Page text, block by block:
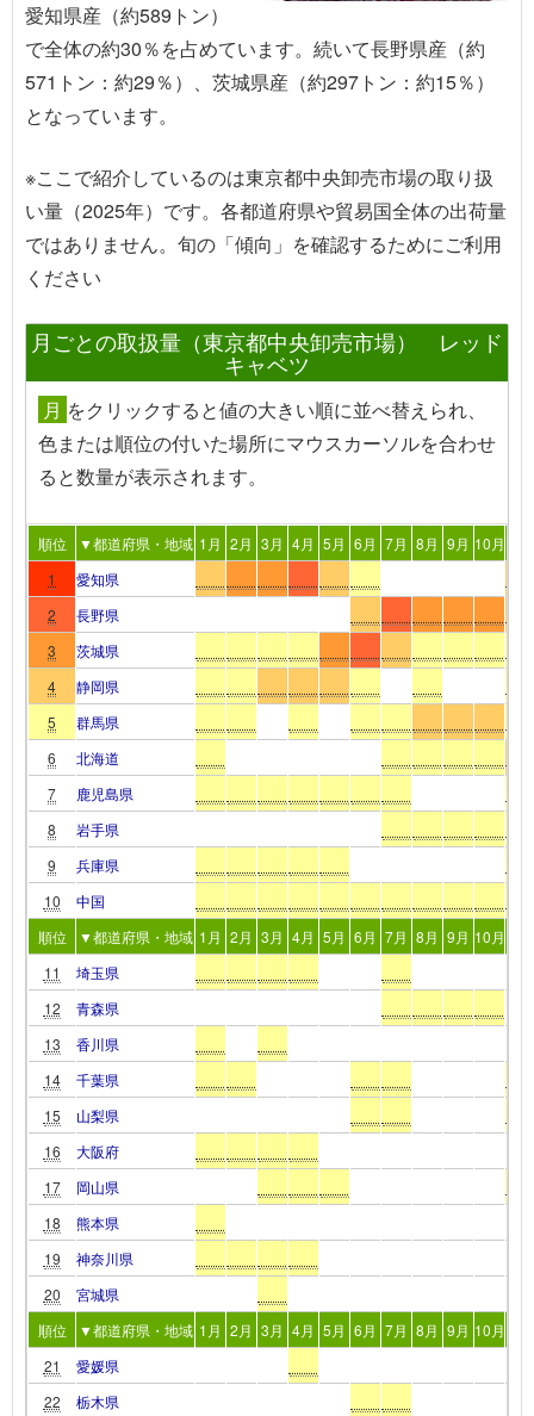
愛知県産（約589トン）
で全体の約30％を占めています。続いて長野県産（約
571トン：約29％）、茨城県産（約297トン：約15％）
となっています。
※ここで紹介しているのは東京都中央卸売市場の取り扱
い量（2025年）です。各都道府県や貿易国全体の出荷量
ではありません。旬の「傾向」を確認するためにご利用
ください
月ごとの取扱量（東京都中央卸売市場） レッド
キャベツ
月 をクリックすると値の大きい順に並べ替えられ、
色または順位の付いた場所にマウスカーソルを合わせ
ると数量が表示されます。
順位 ▼都道府県・地域 1月 2月 3月 4月 5月 6月 7月 8月 9月 10月
1
愛知県
2
長野県
3
茨城県
4
静岡県
5
群馬県
6
北海道
7
鹿児島県
8
岩手県
9
兵庫県
10
中国
順位
▼都道府県・地域 1月 2月 3月 4月 5月 6月 7月 8月 9月 10月
11
埼玉県
12
青森県
13
香川県
14
千葉県
15
山梨県
16
大阪府
17
岡山県
18
熊本県
19
神奈川県
20
宮城県
順位
▼都道府県・地域 1月 2月 3月 4月 5月 6月 7月 8月 9月 10月
21
愛媛県
22
栃木県